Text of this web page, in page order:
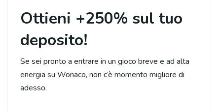
Ottieni +250% sul tuo
deposito!
Se sei pronto a entrare in un gioco breve e ad alta
energia su Wonaco, non c’è momento migliore di
adesso.